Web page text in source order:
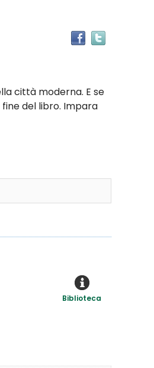
città moderna. E se
del libro. Impara
Biblioteca